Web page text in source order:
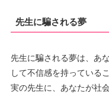
先生に騙される夢
先生に騙される夢は、あ
して不信感を持っている
実の先生に、あなたが社